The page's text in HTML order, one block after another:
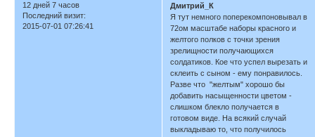
12 дней 7 часов
Последний визит:
2015-07-01 07:26:41
Дмитрий_К
Я тут немного поперекомпоновывал в
72ом масштабе наборы красного и
желтого полков с точки зрения
зрелищности получающихся
солдатиков. Кое что успел вырезать и
склеить с сыном - ему понравилось.
Разве что "желтым" хорошо бы
добавить насыщенности цветом -
слишком блекло получается в
готовом виде. На всякий случай
выкладываю то, что получилось